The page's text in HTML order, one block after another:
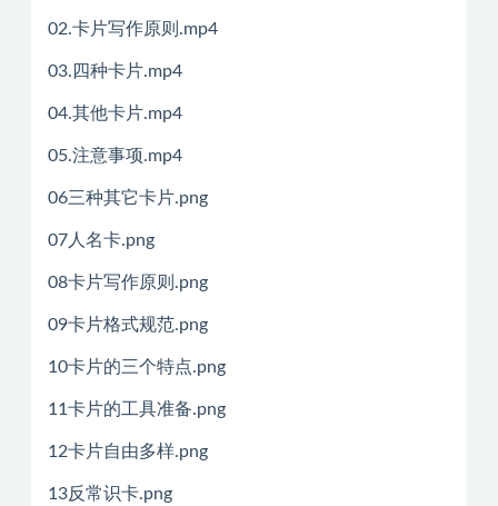
02.卡片写作原则.mp4
03.四种卡片.mp4
04.其他卡片.mp4
05.注意事项.mp4
06三种其它卡片.png
07人名卡.png
08卡片写作原则.png
09卡片格式规范.png
10卡片的三个特点.png
11卡片的工具准备.png
12卡片自由多样.png
13反常识卡.png